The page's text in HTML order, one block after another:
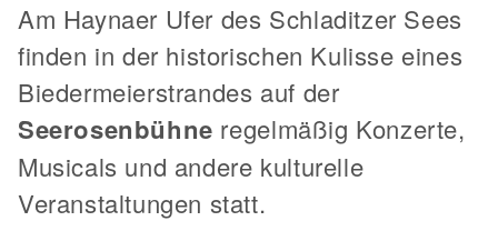
Am Haynaer Ufer des Schladitzer Sees
finden in der historischen Kulisse eines
Biedermeierstrandes auf der
Seerosenbühne regelmäßig Konzerte,
Musicals und andere kulturelle
Veranstaltungen statt.